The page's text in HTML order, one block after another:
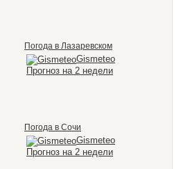
Погода в Лазаревском
Gismeteo
Прогноз на 2 недели
Погода в Сочи
Gismeteo
Прогноз на 2 недели